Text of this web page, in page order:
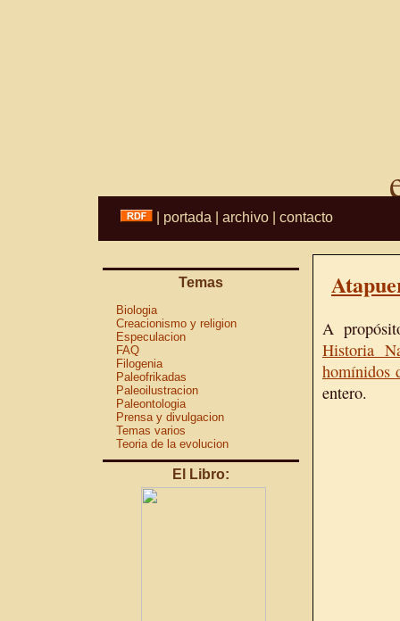
portada archivo contacto
Temas
Biologia
Creacionismo y religion
Especulacion
FAQ
Filogenia
Paleofrikadas
Paleoilustracion
Paleontologia
Prensa y divulgacion
Temas varios
Teoria de la evolucion
El Libro:
A
Historia
homínidos
entero.